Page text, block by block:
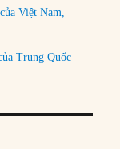
Việt Nam,
Trung Quốc